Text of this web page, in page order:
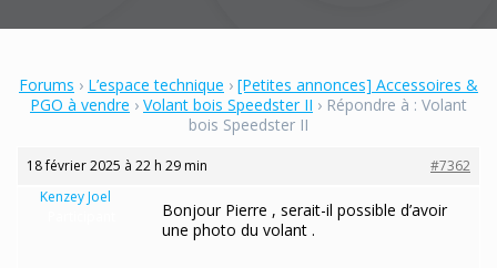
Forums › L’espace technique › [Petites annonces] Accessoires &
PGO à vendre › Volant bois Speedster II › Répondre à : Volant
bois Speedster II
18 février 2025 à 22 h 29 min
#7362
Kenzey Joel
Bonjour Pierre , serait-il possible d’avoir
une photo du volant .